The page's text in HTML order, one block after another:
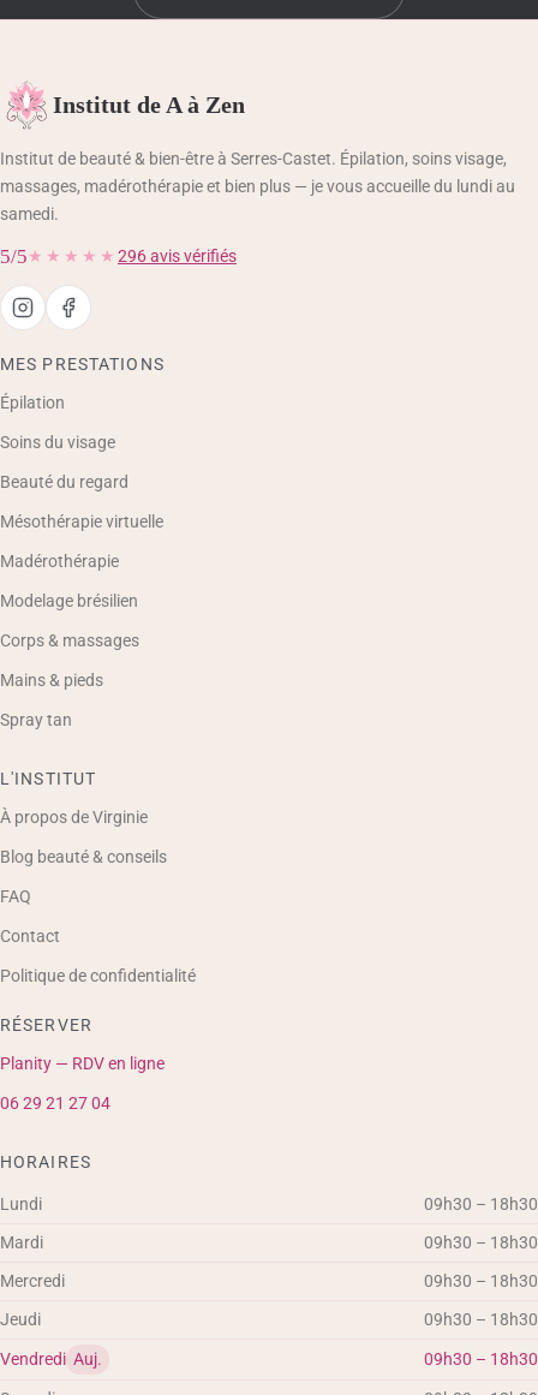
Institut de A à Zen
Institut de beauté & bien-être à Serres-Castet. Épilation, soins visage,
massages, madérothérapie et bien plus — je vous accueille du lundi au
samedi.
5/5★★★★★ 296 avis vérifiés
MES PRESTATIONS
Épilation
Soins du visage
Beauté du regard
Mésothérapie virtuelle
Madérothérapie
Modelage brésilien
Corps & massages
Mains & pieds
Spray tan
L'INSTITUT
À propos de Virginie
Blog beauté & conseils
FAQ
Contact
Politique de confidentialité
RÉSERVER
Planity — RDV en ligne
06 29 21 27 04
HORAIRES
Lundi
09h30 – 18h30
Mardi
09h30 – 18h30
Mercredi
09h30 – 18h30
Jeudi
09h30 – 18h30
Vendredi Auj. 09h30 – 18h30